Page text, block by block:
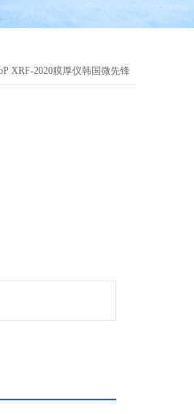
XRF-2020膜厚仪韩国微先锋